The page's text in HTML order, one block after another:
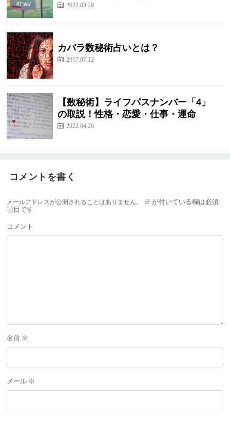
2022.03.29
カバラ数秘術占いとは？
2017.07.12
【数秘術】ライフパスナンバー「4」
の取説！性格・恋愛・仕事・運命
2022.04.26
コメントを書く
メールアドレスが公開されることはありません。 ※ が付いている欄は必須
項目です
コメント
名前 ※
メール ※